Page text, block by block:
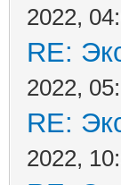
2022,
RE:
2022,
RE:
2022,